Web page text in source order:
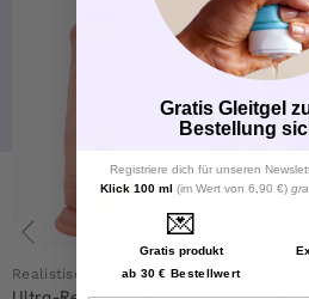
Realistischer Dildo Realistischer
Gratis Gleitgel
Bestellung
Registriere dich für unseren
Klick 100 ml (im Wert von 6,90 €)
💌
Gratis produkt
ab 30 € Bestellwert